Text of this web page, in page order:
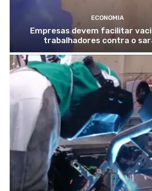
ECONOMIA
Empresas devem facilitar
trabalhadores contra o